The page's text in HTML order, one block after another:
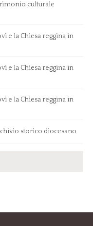
culturale
e la Chiesa reggina in
e la Chiesa reggina in
e la Chiesa reggina in
storico diocesano